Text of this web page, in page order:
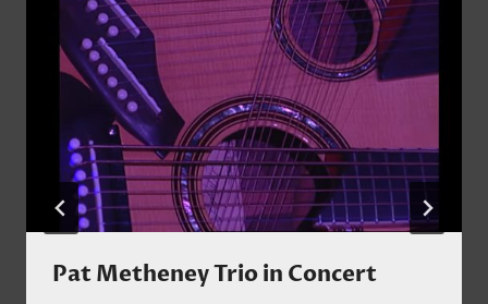
Pat Metheney Trio in Concert